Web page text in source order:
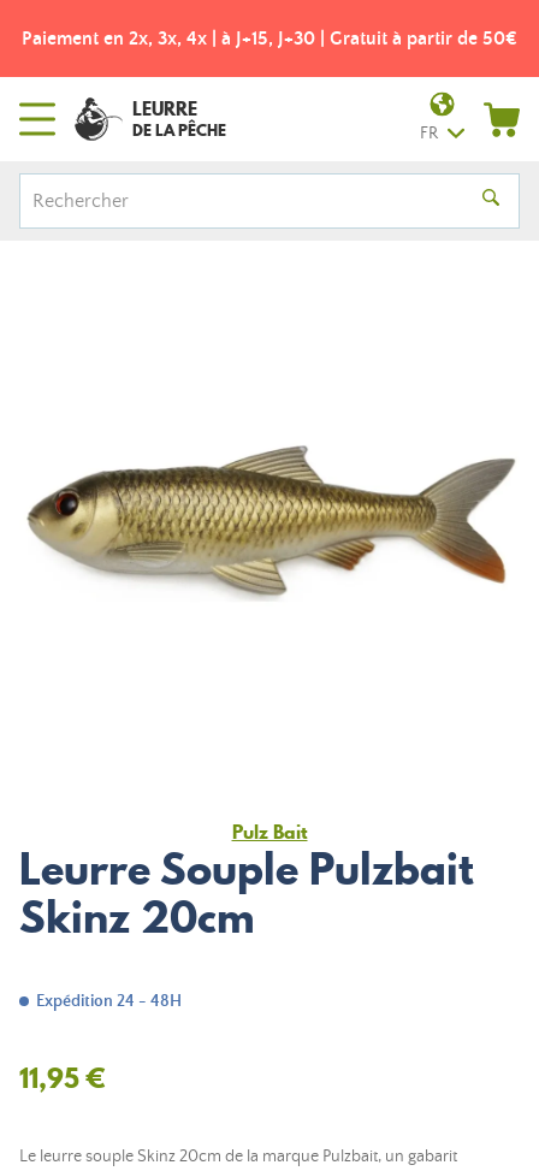
Paiement en 2x, 3x, 4x | à J+15, J+30 | Gratuit à partir de 50€
LEURRE
DE LA PÊCHE FR
Pulz Bait
Leurre Souple Pulzbait
Skinz 20cm
Expédition 24 - 48H
11,95 €
Le leurre souple Skinz 20cm de la marque Pulzbait, un gabarit